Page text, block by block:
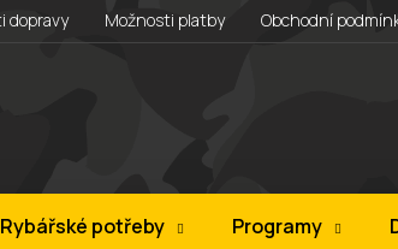
dopravy Možnosti platby Obchodní
Rybářské potřeby Programy